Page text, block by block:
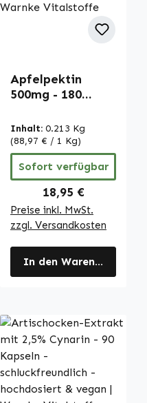
Apfelpektin
500mg - 180
Vitamin C &
Calcium - für
Verdauung,
Zellteilung uvm. |
Warnke
Vitalstoffe
Inhalt: 0.213 Kg
(88,97 € / 1 Kg)
Sofort verfügbar
Regulärer Preis:
18,95 €
Preise inkl. MwSt.
zzgl. Versandkosten
In den Warenkorb